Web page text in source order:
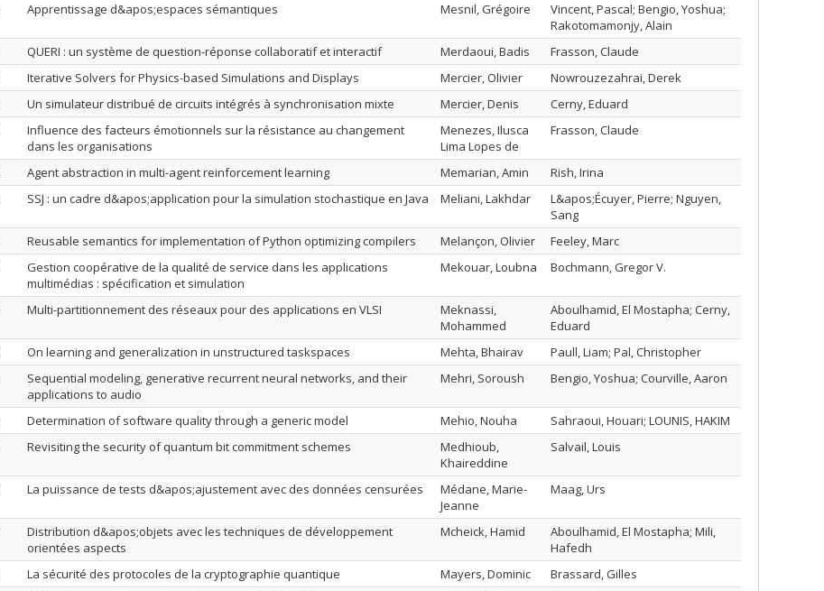
Apprentissage d&apos;espaces sémantiques Mesnil, Grégoire
Vincent, Pascal; Bengio, Yoshua;
Rakotomamonjy, Alain
QUERI : un système de question-réponse collaboratif et interactif Merdaoui, Badis
Frasson, Claude
Iterative Solvers for Physics-based Simulations and Displays Mercier, Olivier
Nowrouzezahrai, Derek
Un simulateur distribué de circuits intégrés à synchronisation mixte Mercier, Denis
Cerny, Eduard
Influence des facteurs émotionnels sur la résistance au changement
dans les organisations
Menezes, Ilusca
Lima Lopes de
Frasson, Claude
Agent abstraction in multi-agent reinforcement learning Memarian, Amin
Rish, Irina
SSJ : un cadre d&apos;application pour la simulation stochastique en Java Meliani, Lakhdar
L&apos;Écuyer, Pierre; Nguyen,
Sang
Reusable semantics for implementation of Python optimizing compilers Melançon, Olivier
Feeley, Marc
Gestion coopérative de la qualité de service dans les applications
multimédias : spécification et simulation
Mekouar, Loubna Bochmann, Gregor V.
Multi-partitionnement des réseaux pour des applications en VLSI
Meknassi,
Mohammed
Aboulhamid, El Mostapha; Cerny,
Eduard
On learning and generalization in unstructured taskspaces Mehta, Bhairav
Paull, Liam; Pal, Christopher
Sequential modeling, generative recurrent neural networks, and their
applications to audio
Mehri, Soroush Bengio, Yoshua; Courville, Aaron
Determination of software quality through a generic model Mehio, Nouha
Sahraoui, Houari; LOUNIS, HAKIM
Revisiting the security of quantum bit commitment schemes
Medhioub,
Khaireddine
Salvail, Louis
La puissance de tests d&apos;ajustement avec des données censurées
Médane, Marie-
Jeanne
Maag, Urs
Distribution d&apos;objets avec les techniques de développement
orientées aspects
Mcheick, Hamid
Aboulhamid, El Mostapha; Mili,
Hafedh
La sécurité des protocoles de la cryptographie quantique Mayers, Dominic
Brassard, Gilles